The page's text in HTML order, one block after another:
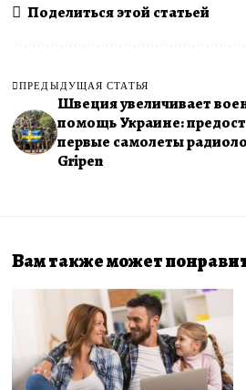
Поделиться этой статьей
ПРЕДЫДУЩАЯ СТАТЬЯ
Швеция увеличивает
помощь Украине:
первые самолеты
Gripen
Вам также может